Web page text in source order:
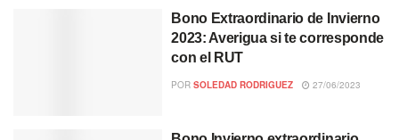
Bono Extraordinario de Invierno
2023: Averigua si te corresponde
con el RUT
PORSOLEDAD RODRIGUEZ 27/06/2023